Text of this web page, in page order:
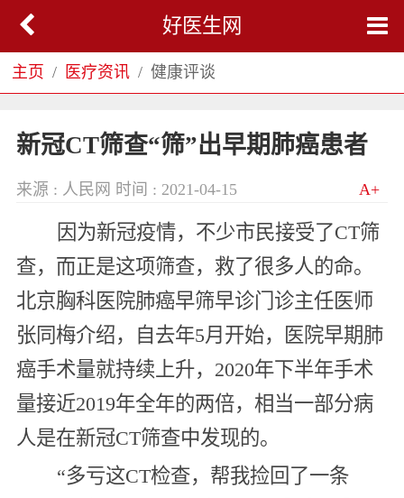
好医生网
主页 医疗资讯 健康评谈
新冠CT筛查“筛”出早期肺癌患者
来源 : 人民网 时间 : 2021-04-15 A+
因为新冠疫情，不少市民接受了CT筛
查，而正是这项筛查，救了很多人的命。
北京胸科医院肺癌早筛早诊门诊主任医师
张同梅介绍，自去年5月开始，医院早期肺
癌手术量就持续上升，2020年下半年手术
量接近2019年全年的两倍，相当一部分病
人是在新冠CT筛查中发现的。
“多亏这CT检查，帮我捡回了一条